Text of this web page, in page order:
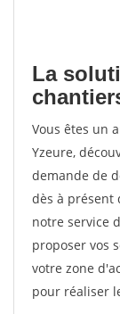
La
Vous êtes un
Yzeure,
demande de
dès à présent
notre service
proposer vos
votre zone
pour réaliser